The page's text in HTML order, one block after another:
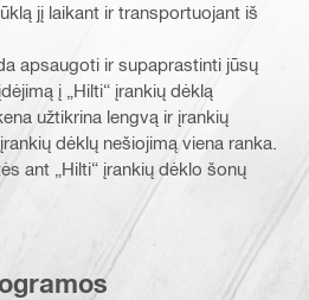
jį laikant ir transportuojant iš
apsaugoti ir supaprastinti jūsų
į „Hilti“ įrankių dėklą
užtikrina lengvą ir įrankių
dėklų nešiojimą viena ranka.
ant „Hilti“ įrankių dėklo šonų